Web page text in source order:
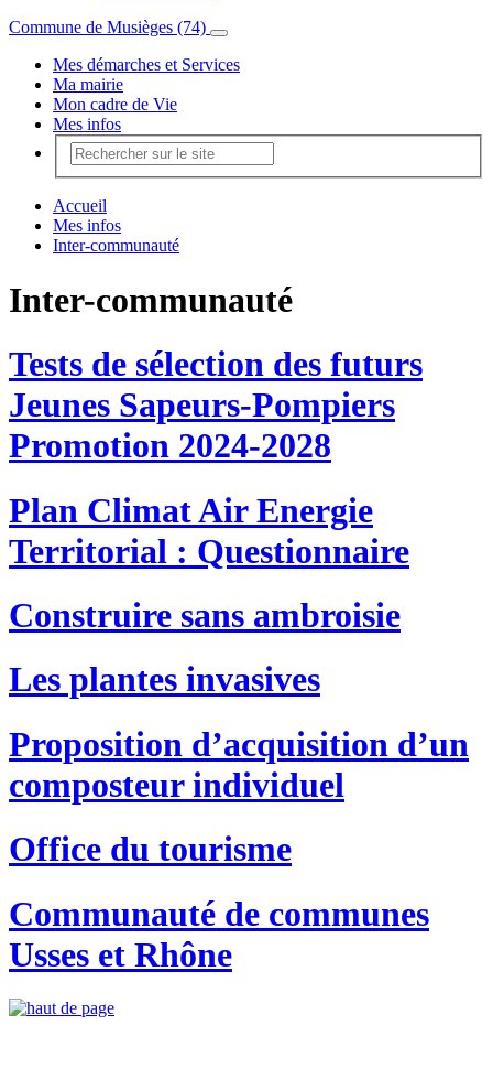
Commune de Musièges (74)
Mes démarches et Services
Ma mairie
Mon cadre de Vie
Mes infos
Accueil
Mes infos
Inter-communauté
Inter-communauté
Tests de sélection des futurs
Jeunes Sapeurs-Pompiers
Promotion 2024-2028
Plan Climat Air Energie
Territorial : Questionnaire
Construire sans ambroisie
Les plantes invasives
Proposition d’acquisition d’un
composteur individuel
Office du tourisme
Communauté de communes
Usses et Rhône